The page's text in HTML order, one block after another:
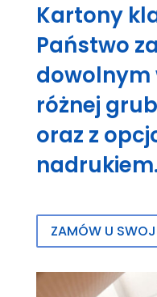
Kartony
Państwo
dowolnym
różnej
oraz z
nadrukiem.
ZAMÓW U